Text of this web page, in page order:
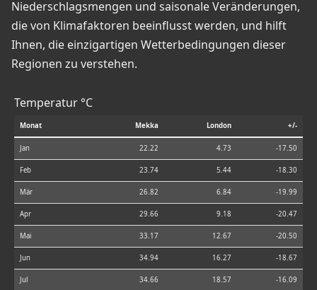
Niederschlagsmengen und saisonale Veränderungen,
die von Klimafaktoren beeinflusst werden, und hilft
Ihnen, die einzigartigen Wetterbedingungen dieser
Regionen zu verstehen.
Temperatur °C
Monat Mekka London +/-
Jan 22.22 4.73 -17.50
Feb 23.74 5.44 -18.30
Mär 26.82 6.84 -19.99
Apr 29.66 9.18 -20.47
Mai 33.17 12.67 -20.50
Jun 34.94 16.27 -18.67
Jul 34.66 18.57 -16.09